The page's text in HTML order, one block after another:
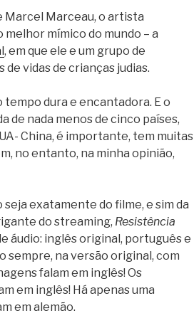
Marcel Marceau, o artista
mímico do mundo – a
, em que ele e um grupo de
vidas de crianças judias.
dura e encantadora. E o
de nada menos de cinco países,
China, é importante, tem muitas
no entanto, na minha opinião,
exatamente do filme, e sim da
do streaming, Resistência
áudio: inglês original, português e
sempre, na versão original, com
falam em inglês! Os
em inglês! Há apenas uma
em alemão.